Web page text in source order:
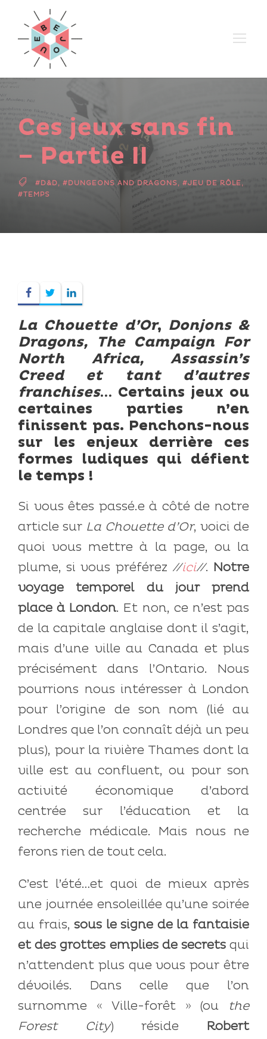
Ces jeux sans fin
– Partie II
#D&D, #DUNGEONS AND DRAGONS, #JEU DE RÔLE,
#TEMPS
La Chouette d’Or, Donjons &
Dragons, The Campaign For
North Africa, Assassin’s
Creed et tant d’autres
franchises… Certains jeux ou
certaines parties n’en
finissent pas. Penchons-nous
sur les enjeux derrière ces
formes ludiques qui défient
le temps !
Si vous êtes passé.e à côté de notre
article sur La Chouette d’Or, voici de
quoi vous mettre à la page, ou la
plume, si vous préférez //ici//. Notre
voyage temporel du jour prend
place à London. Et non, ce n’est pas
de la capitale anglaise dont il s’agit,
mais d’une ville au Canada et plus
précisément dans l’Ontario. Nous
pourrions nous intéresser à London
pour l’origine de son nom (lié au
Londres que l’on connaît déjà un peu
plus), pour la rivière Thames dont la
ville est au confluent, ou pour son
activité économique d’abord
centrée sur l’éducation et la
recherche médicale. Mais nous ne
ferons rien de tout cela.
C’est l’été…et quoi de mieux après
une journée ensoleillée qu’une soirée
au frais,sous le signe de la fantaisie
et des grottes emplies de secretsqui
n’attendent plus que vous pour être
dévoilés. Dans celle que l’on
surnomme « Ville-forêt » (ou
the
Forest City) réside Robert